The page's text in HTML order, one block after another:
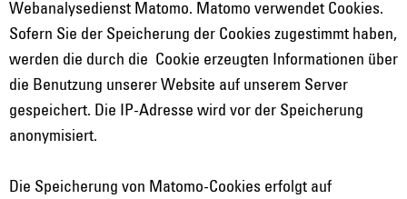
Webanalysedienst Matomo. Matomo verwendet Cookies.
Sofern Sie der Speicherung der Cookies zugestimmt haben,
werden die durch die Cookie erzeugten Informationen über
die Benutzung unserer Website auf unserem Server
gespeichert. Die IP-Adresse wird vor der Speicherung
anonymisiert.
Die Speicherung von Matomo-Cookies erfolgt auf